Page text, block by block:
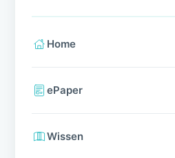
Home
ePaper
Wissen